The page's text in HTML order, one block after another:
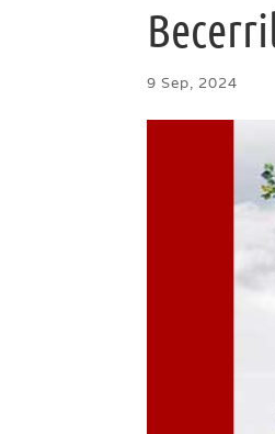
9 Sep, 2024